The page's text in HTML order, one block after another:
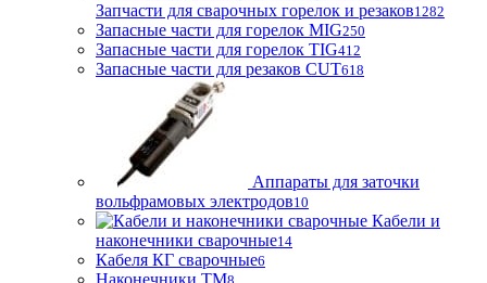
Запчасти для сварочных горелок и резаков1282
Запасные части для горелок MIG250
Запасные части для горелок TIG412
Запасные части для резаков CUT618
Аппараты для заточки
вольфрамовых электродов10
Кабели и
наконечники сварочные14
Кабеля КГ сварочные6
Наконечники ТМ